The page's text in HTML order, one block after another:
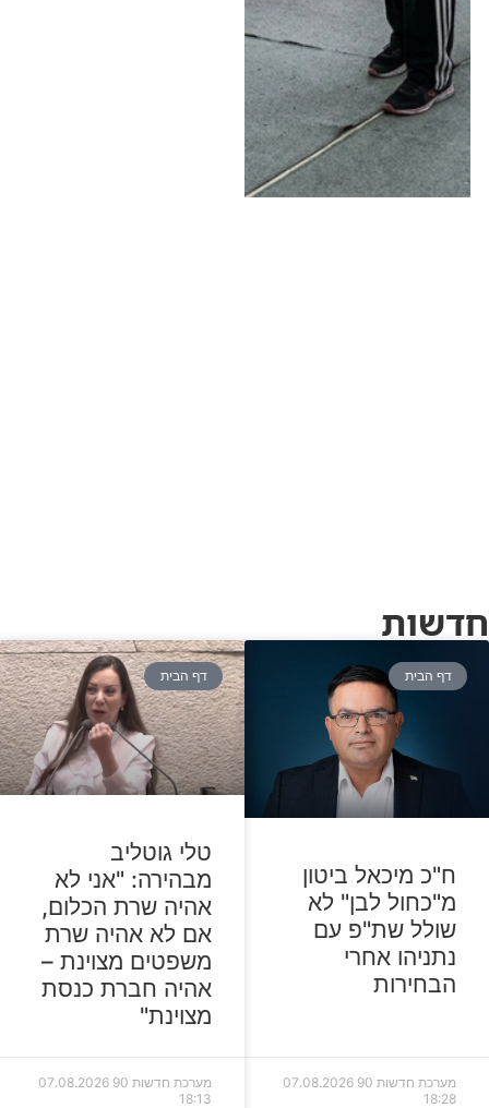
חדשות
דף הבית
ח"כ מיכאל ביטון
מ"כחול לבן" לא
שולל שת"פ עם
נתניהו אחרי
הבחירות
מערכת חדשות 90
07.08.2026
18:28
דף הבית
טלי גוטליב
מבהירה: "אני לא
אהיה שרת הכלום,
אם לא אהיה שרת
משפטים מצוינת –
אהיה חברת כנסת
מצוינת"
מערכת חדשות 90
07.08.2026
18:13